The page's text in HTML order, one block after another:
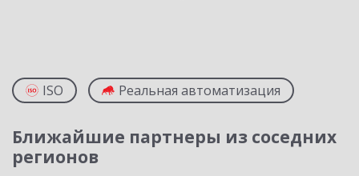
ISO Реальная автоматизация
Ближайшие партнеры из соседних
регионов